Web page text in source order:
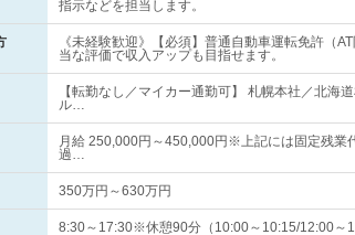
指示などを担当します。
《未経験歓迎》【必須】普通自動車運転免許（
当な評価で収入アップも目指せます。
【転勤なし／マイカー通勤可】 札幌本社／北
ル…
月給 250,000円～450,000円※上記には固定残業
過…
350万円～630万円
8:30～17:30※休憩90分（10:00～10:15/12:00～